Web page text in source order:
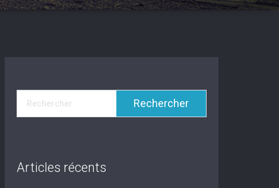
Articles récents